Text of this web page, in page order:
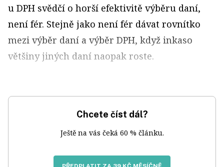
u DPH svědčí o horší efektivitě výběru daní,
není fér. Stejně jako není fér dávat rovnítko
mezi výběr daní a výběr DPH, když inkaso
většiny jiných daní naopak roste.
Chcete číst dál?
Ještě na vás čeká 60 % článku.